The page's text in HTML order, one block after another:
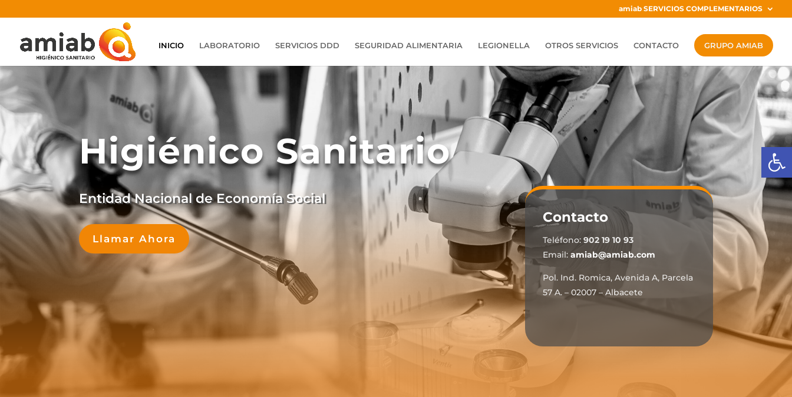
amiab SERVICIOS COMPLEMENTARIOS
INICIO LABORATORIO SERVICIOS DDD SEGURIDAD ALIMENTARIA LEGIONELLA OTROS SERVICIOS CONTACTO GRUPO AMIAB
Higiénico Sanitario
Entidad Nacional de Economía Social
Llamar Ahora
Contacto
Teléfono: 902 19 10 93
Email: amiab@amiab.com
Pol. Ind. Romica, Avenida A, Parcela
57 A. – 02007 – Albacete